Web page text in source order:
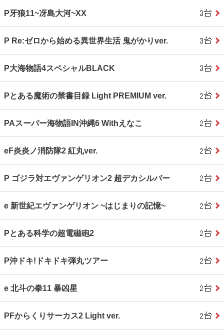
P牙狼11~冴島大河~XX
P Re:ゼロから始める異世界生活 鬼がかりver.
P大海物語4スペシャルBLACK
Pとある魔術の禁書目録 Light PREMIUM ver.
PAスーパー海物語IN沖縄6 Withえなこ
eF炎炎ノ消防隊2 紅丸ver.
P ゴジラ対エヴァンゲリオン2 超デカシルバー
e 新世紀エヴァンゲリオン ~はじまりの記憶~
Pとある科学の超電磁砲2
P沖ドキ!ドキドキ弾丸ツアー
e 北斗の拳11 暴凶星
PFからくりサーカス2 Light ver.